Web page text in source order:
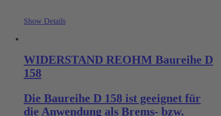
Show Details
WIDERSTAND REOHM Baureihe D
158
Die Baureihe D 158 ist geeignet für
die Anwendung als Brems- bzw.